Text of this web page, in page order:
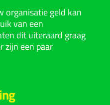
organisatie geld kan
van een
dit uiteraard graag
zijn een paar